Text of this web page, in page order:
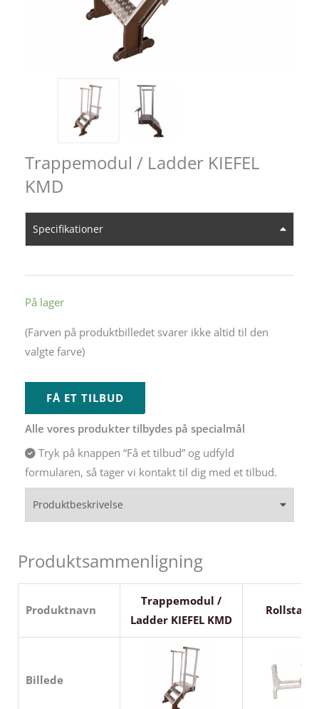
Trappemodul / Ladder KIEFEL
KMD
Specifikationer
På lager
Alternative:
(Farven på produktbilledet svarer ikke altid til den
valgte farve)
FÅ ET TILBUD
Alle vores produkter tilbydes på specialmål
Tryk på knappen “Få et tilbud” og udfyld
formularen, så tager vi kontakt til dig med et tilbud.
Produktbeskrivelse
Produktsammenligning
Produktnavn
Trappemodul /
Ladder KIEFEL KMD
Rollstand
Billede